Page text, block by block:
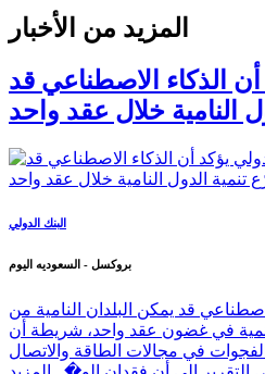
المزيد من الأخبار
أن الذكاء الاصطناعي قد
النامية خلال عقد واحد
البنك الدولي
بروكسل - السعوديه اليوم
قد يمكن البلدان النامية من
في غضون عقد واحد، شريطة أن
في مجالات الطاقة والاتصال